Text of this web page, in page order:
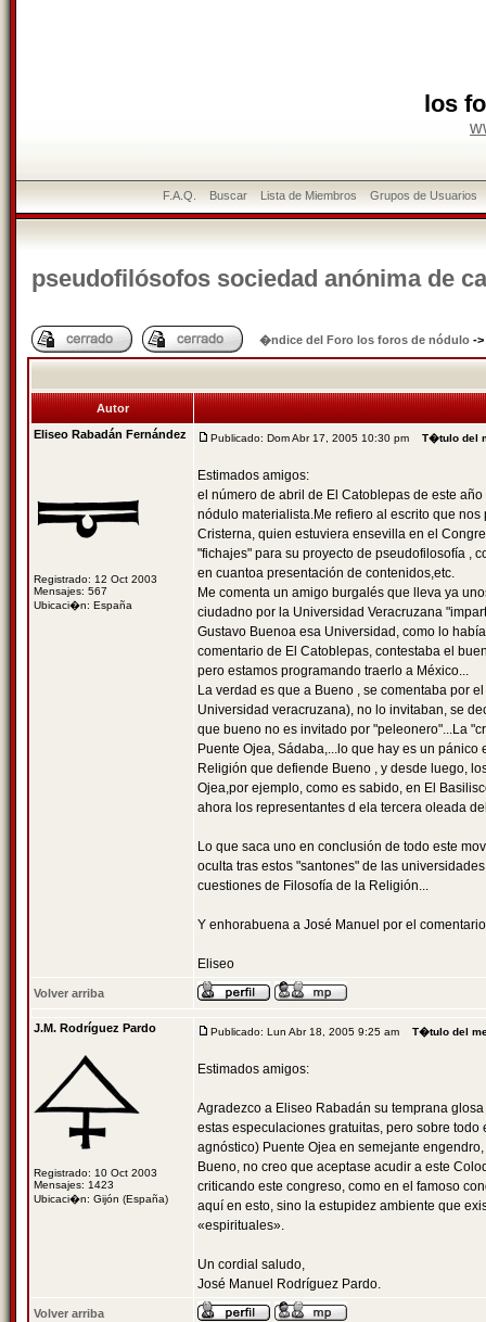
los
F.A.Q. Buscar Lista de Miembros Grupos de Usuarios
pseudofilósofos sociedad anónima de
�ndice del Foro los foros de nódulo ->
Autor
Eliseo Rabadán Fernández
Registrado: 12 Oct 2003
Mensajes: 567
Ubicaci�n: España
Publicado: Dom Abr 17, 2005 10:30 pm T�tulo del
Estimados amigos:
el número de abril de El Catoblepas de este
nódulo materialista.Me refiero al escrito que
Cristerna, quien estuviera ensevilla en el
"fichajes" para su proyecto de pseudofilosofía ,
en cuantoa presentación de contenidos,etc.
Me comenta un amigo burgalés que lleva ya
ciudadno por la Universidad Veracruzana
Gustavo Buenoa esa Universidad, como lo
comentario de El Catoblepas, contestaba el
pero estamos programando traerlo a México...
La verdad es que a Bueno , se comentaba por
Universidad veracruzana), no lo invitaban, se
que bueno no es invitado por "peleonero"...La
Puente Ojea, Sádaba,...lo que hay es un
Religión que defiende Bueno , y desde luego,
Ojea,por ejemplo, como es sabido, en El
ahora los representantes d ela tercera oleada
Lo que saca uno en conclusión de todo este
oculta tras estos "santones" de las
cuestiones de Filosofía de la Religión...
Y enhorabuena a José Manuel por el
Eliseo
Volver arriba
J.M. Rodríguez Pardo
Registrado: 10 Oct 2003
Mensajes: 1423
Ubicaci�n: Gijón (España)
Publicado: Lun Abr 18, 2005 9:25 am T�tulo del
Estimados amigos:
Agradezco a Eliseo Rabadán su temprana
estas especulaciones gratuitas, pero sobre
agnóstico) Puente Ojea en semejante
Bueno, no creo que aceptase acudir a este
criticando este congreso, como en el famoso
aquí en esto, sino la estupidez ambiente que
«espirituales».
Un cordial saludo,
José Manuel Rodríguez Pardo.
Volver arriba